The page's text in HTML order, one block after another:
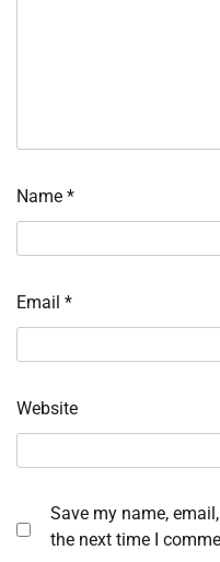
Name *
Email *
Website
Save my name,
the next time I